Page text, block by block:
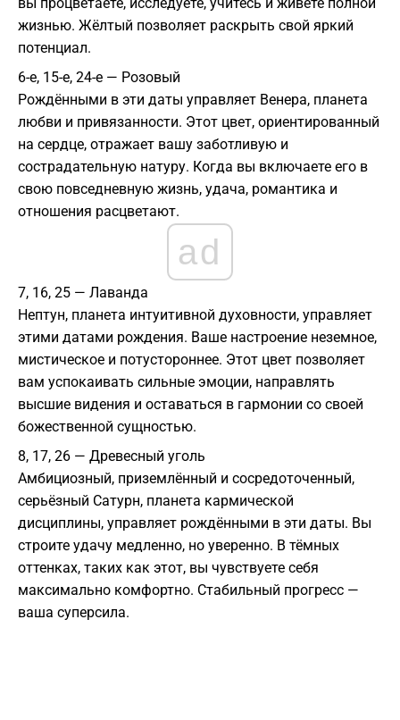
жизнью. Жёлтый позволяет раскрыть свой яркий
потенциал.
6-е, 15-е, 24-е — Розовый
Рождёнными в эти даты управляет Венера, планета
любви и привязанности. Этот цвет, ориентированный
на сердце, отражает вашу заботливую и
сострадательную натуру. Когда вы включаете его в
свою повседневную жизнь, удача, романтика и
отношения расцветают.
ad
7, 16, 25 — Лаванда
Нептун, планета интуитивной духовности, управляет
этими датами рождения. Ваше настроение неземное,
мистическое и потустороннее. Этот цвет позволяет
вам успокаивать сильные эмоции, направлять
высшие видения и оставаться в гармонии со своей
божественной сущностью.
8, 17, 26 — Древесный уголь
Амбициозный, приземлённый и сосредоточенный,
серьёзный Сатурн, планета кармической
дисциплины, управляет рождёнными в эти даты. Вы
строите удачу медленно, но уверенно. В тёмных
оттенках, таких как этот, вы чувствуете себя
максимально комфортно. Стабильный прогресс —
ваша суперсила.